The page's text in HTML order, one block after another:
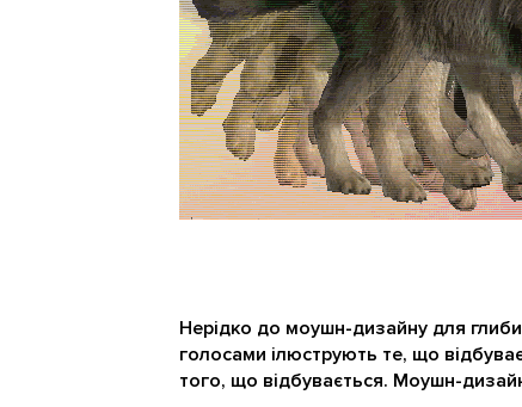
Нерідко до моушн-дизайну для
голосами ілюструють те, що
того, що відбувається. Моушн-